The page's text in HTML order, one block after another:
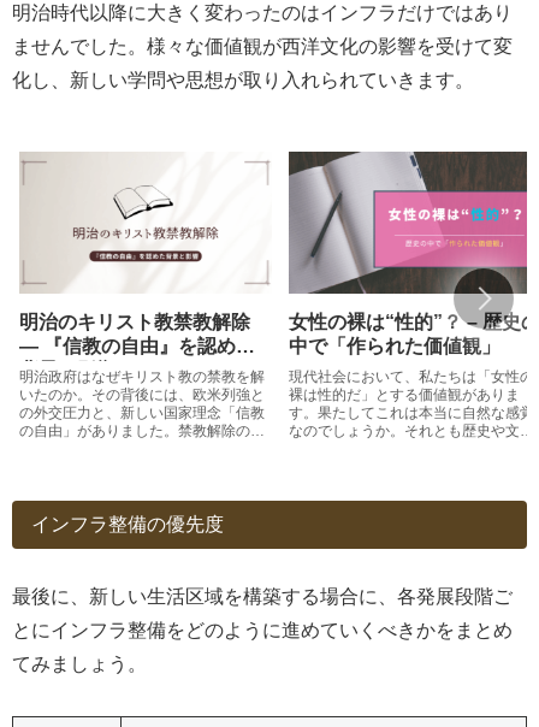
明治時代以降に大きく変わったのはインフラだけではあり
ませんでした。様々な価値観が西洋文化の影響を受けて変
化し、新しい学問や思想が取り入れられていきます。
明治のキリスト教禁教解除
― 『信教の自由』を認めた
背景と影響
明治政府はなぜキリスト教の禁教を解
いたのか。その背後には、欧米列強と
の外交圧力と、新しい国家理念「信教
の自由」がありました。禁教解除の背
女性の裸は“性的”？ – 歴史の
中で「作られた価値観」
現代社会において、私たちは「女性の
裸は性的だ」とする価値観がありま
す。果たしてこれは本当に自然な感覚
なのでしょうか。それとも歴史や文化
価値観を考えてみたいと思います。
インフラ整備の優先度
最後に、新しい生活区域を構築する場合に、各発展段階ご
とにインフラ整備をどのように進めていくべきかをまとめ
てみましょう。